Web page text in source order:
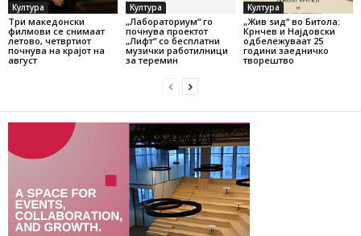
Култура
Три македонски
филмови се снимаат
летово, четвртиот
почнува на крајот на
август
Култура
„Лабораториум“ го
почнува проектот
„Лифт“ со бесплатни
музички работилници
за теремин
Култура
„Жив ѕид“ во Битола:
Крнчев и Најдовски
одбележуваат 25
години заедничко
творештво